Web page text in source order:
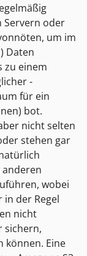
Servern oder
um im
Daten
zu einem
-
für ein
bot.
nicht selten
stehen gar
wobei
in der Regel
nicht
sichern,
können. Eine